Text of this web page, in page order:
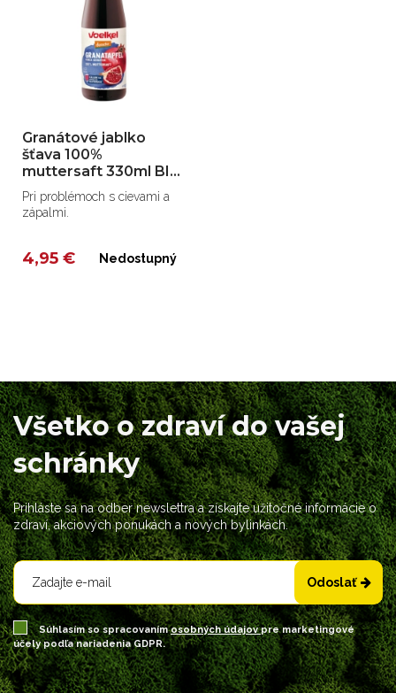
Granátové jablko
šťava 100%
muttersaft 330ml BIO
Voelkel
Pri problémoch s cievami a
zápalmi.
4,95 € Nedostupný
Všetko o zdraví do vašej
schránky
Prihláste sa na odber newslettra a získajte užitočné informácie o
zdraví, akciových ponukách a nových bylinkách.
Odoslať
Súhlasím so spracovanímosobných údajovpre marketingové
účely podľa nariadenia GDPR.